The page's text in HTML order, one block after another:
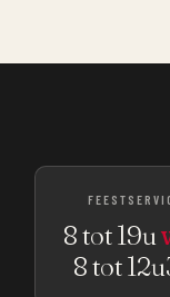
8 tot 19u
8 tot